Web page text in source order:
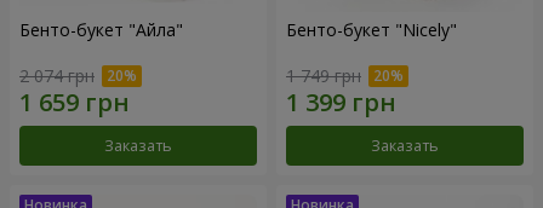
Бенто-букет "Айла"
2 074 грн
Заказать
Бенто-букет "Nicely"
1 749 грн
Заказать